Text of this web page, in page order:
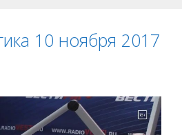
10 ноября 2017